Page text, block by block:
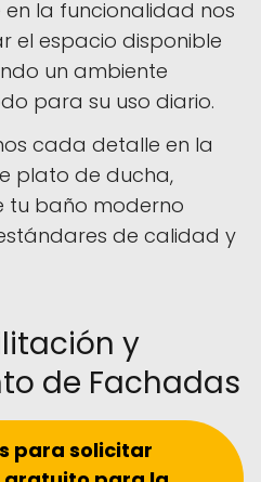
en la funcionalidad nos
el espacio disponible
un ambiente
para su uso diario.
cada detalle en la
plato de ducha,
tu baño moderno
de calidad y
y
de Fachadas
para solicitar